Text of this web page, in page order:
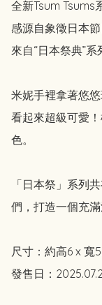
全新Tsum Tsums
感源自象徵日本節
來自“日本祭典”系
米妮手裡拿著悠
看起來超級可愛
色。
「日本祭」系列
們，打造一個充
尺寸：約高6 x 寬
發售日：